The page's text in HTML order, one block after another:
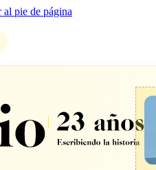
al pie de página